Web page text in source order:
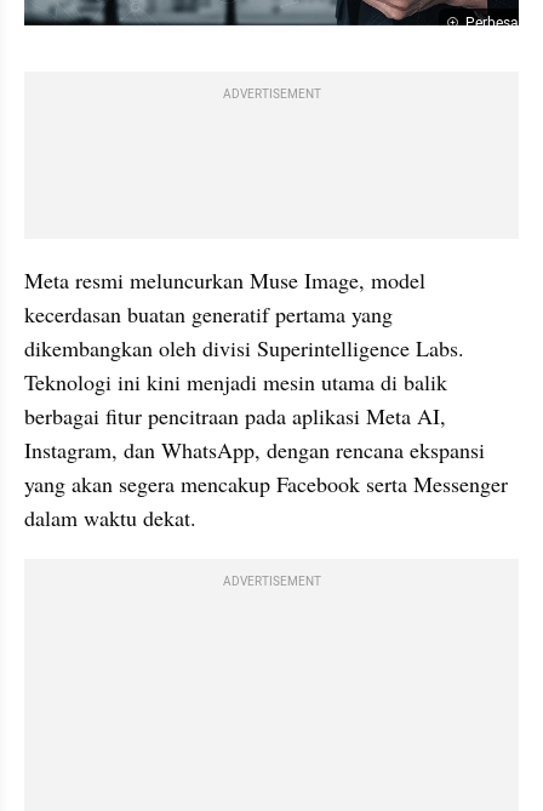
Perbesar
ADVERTISEMENT
Meta resmi meluncurkan Muse Image, model
kecerdasan buatan generatif pertama yang
dikembangkan oleh divisi Superintelligence Labs.
Teknologi ini kini menjadi mesin utama di balik
berbagai fitur pencitraan pada aplikasi Meta AI,
Instagram, dan WhatsApp, dengan rencana ekspansi
yang akan segera mencakup Facebook serta Messenger
dalam waktu dekat.
ADVERTISEMENT